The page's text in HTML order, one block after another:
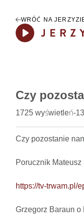
WRÓĆ NA
Czy
1725 wyświetleń-
Czy pozostanie
Porucznik Mateusz
https://tv-trwam.pl/
Grzegorz Baraun o